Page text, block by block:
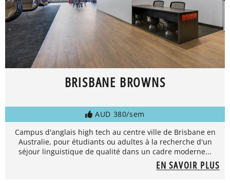
BRISBANE BROWNS
AUD 380/sem
Campus d'anglais high tech au centre ville de Brisbane en
Australie, pour étudiants ou adultes à la recherche d'un
séjour linguistique de qualité dans un cadre moderne...
EN SAVOIR PLUS